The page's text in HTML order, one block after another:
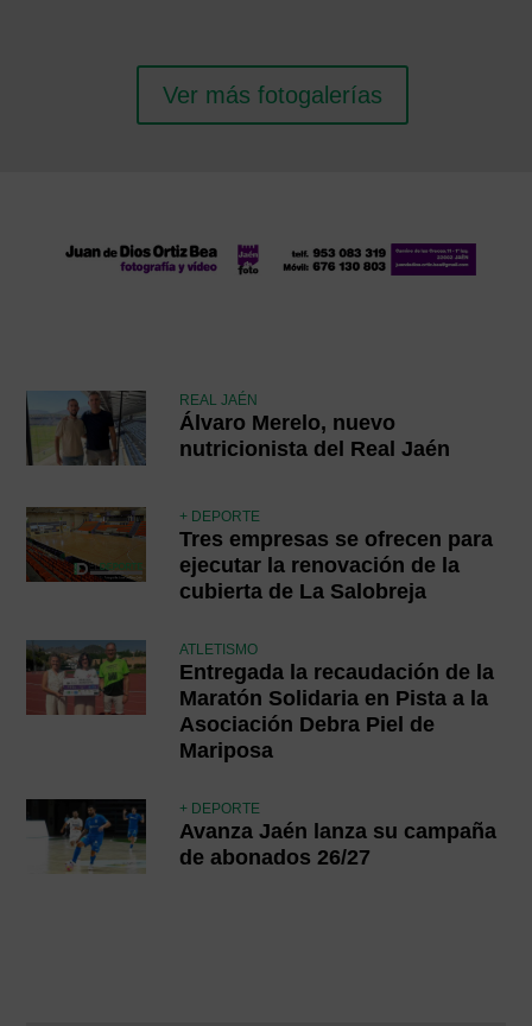
Ver más fotogalerías
REAL JAÉN
Álvaro Merelo, nuevo
nutricionista del Real Jaén
+ DEPORTE
Tres empresas se ofrecen para
ejecutar la renovación de la
cubierta de La Salobreja
ATLETISMO
Entregada la recaudación de la
Maratón Solidaria en Pista a la
Asociación Debra Piel de
Mariposa
+ DEPORTE
Avanza Jaén lanza su campaña
de abonados 26/27